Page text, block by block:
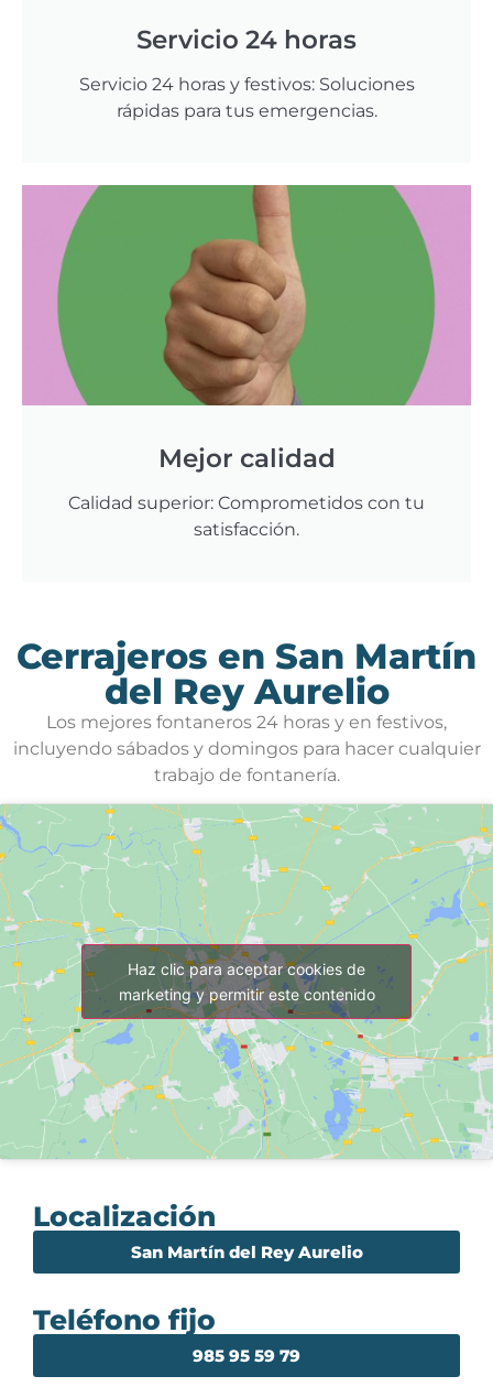
Servicio 24 horas
Servicio 24 horas y festivos: Soluciones
rápidas para tus emergencias.
Mejor calidad
Calidad superior: Comprometidos con tu
satisfacción.
Cerrajeros en San Martín
del Rey Aurelio
Los mejores fontaneros 24 horas y en festivos,
incluyendo sábados y domingos para hacer cualquier
trabajo de fontanería.
Haz clic para aceptar cookies de
marketing y permitir este contenido
Localización
San Martín del Rey Aurelio
Teléfono fijo
985 95 59 79